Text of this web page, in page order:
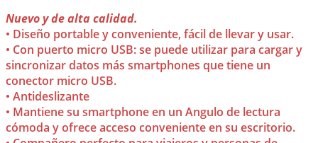
Nuevo y de alta calidad.
• Diseño portable y conveniente, fácil de llevar y usar.
• Con puerto micro USB: se puede utilizar para cargar y
sincronizar datos más smartphones que tiene un
conector micro USB.
• Antideslizante
• Mantiene su smartphone en un Angulo de lectura
cómoda y ofrece acceso conveniente en su escritorio.